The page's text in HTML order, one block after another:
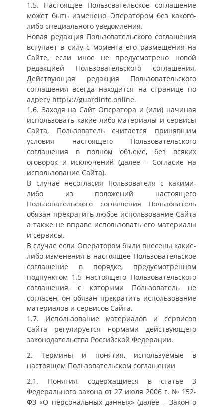
1.5. Настоящее Пользовательское соглашение
может быть изменено Оператором без какого-
либо специального уведомления.
Новая редакция Пользовательского соглашения
вступает в силу с момента его размещения на
Сайте, если иное не предусмотрено новой
редакцией Пользовательского соглашения.
Действующая редакция Пользовательского
соглашения всегда находится на странице по
адресу httpы://guardinfo.online.
1.6. Заходя на Сайт Оператора и (или) начиная
использовать какие-либо материалы и сервисы
Сайта, Пользователь считается принявшим
условия настоящего Пользовательского
соглашения в полном объеме, без всяких
оговорок и исключений (далее – Согласие на
использование Сайта).
В случае несогласия Пользователя с какими-
либо из положений настоящего
Пользовательского соглашения Пользователь
обязан прекратить любое использование Сайта
а также не вправе использовать его материалы
и сервисы.
В случае если Оператором были внесены какие-
либо изменения в настоящее Пользовательское
соглашение в порядке, предусмотренном
подпунктом 1.5 настоящего Пользовательского
соглашения, с которыми Пользователь не
согласен, он обязан прекратить использование
материалов и сервисов Сайта.
1.7. Использование материалов и сервисов
Сайта регулируется нормами действующего
законодательства Российской Федерации.
2. Термины и понятия, используемые в
настоящем Пользовательском соглашении
2.1. Понятия, содержащиеся в статье 3
Федерального закона от 27 июля 2006 г. № 152-
ФЗ «О персональных данных» (далее – Закон о